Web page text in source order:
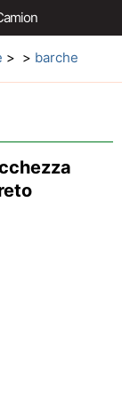
Aftermarket
> > barche